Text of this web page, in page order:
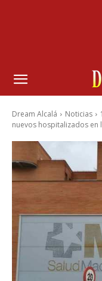
Dream Alcalá Noticias
nuevos hospitalizados en